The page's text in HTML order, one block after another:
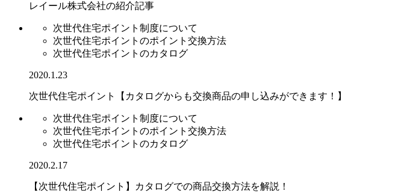
レイール株式会社の紹介記事
次世代住宅ポイント制度について
次世代住宅ポイントのポイント交換方法
次世代住宅ポイントのカタログ
2020.1.23
次世代住宅ポイント【カタログからも交換商品の申し込みができます！】
次世代住宅ポイント制度について
次世代住宅ポイントのポイント交換方法
次世代住宅ポイントのカタログ
2020.2.17
【次世代住宅ポイント】カタログでの商品交換方法を解説！